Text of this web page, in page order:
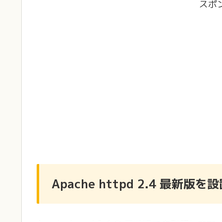
スポ
Apache httpd 2.4 最新版を設